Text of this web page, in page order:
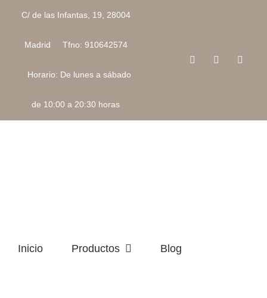
contenido
C/ de las Infantas, 19, 28004
Madrid Tfno: 910642574
Horario: De lunes a sábado
de 10:00 a 20:30 horas
FacebookInstagram
Inicio Productos Blog